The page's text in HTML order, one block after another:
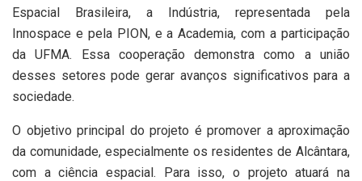
Espacial Brasileira, a Indústria, representada pela
Innospace e pela PION, e a Academia, com a participação
da UFMA. Essa cooperação demonstra como a união
desses setores pode gerar avanços significativos para a
sociedade.
O objetivo principal do projeto é promover a aproximação
da comunidade, especialmente os residentes de Alcântara,
com a ciência espacial. Para isso, o projeto atuará na